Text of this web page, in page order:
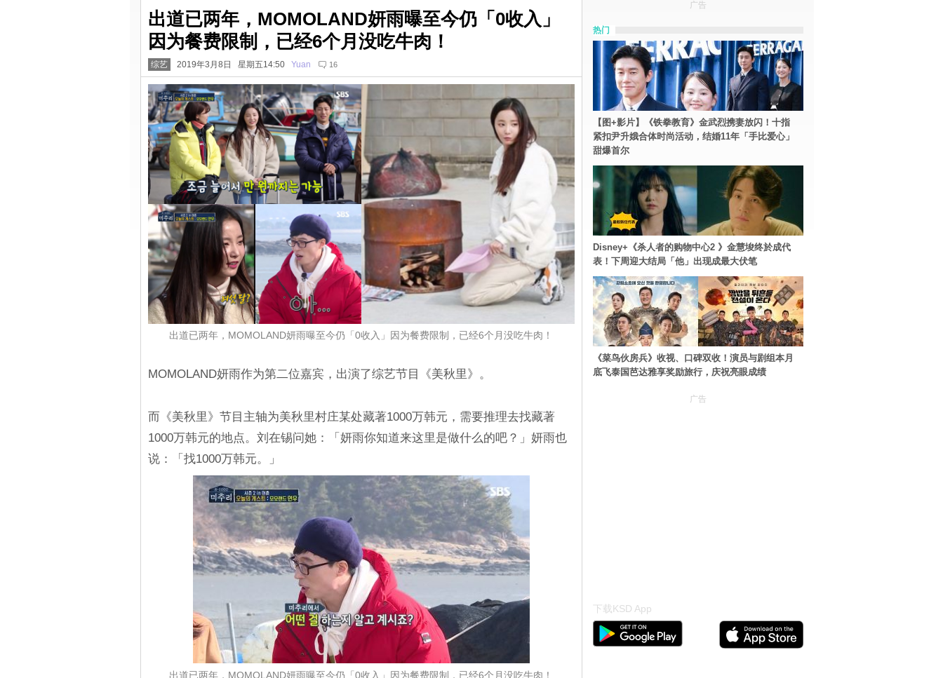
出道已两年，MOMOLAND妍雨曝至今仍「0收入」
因为餐费限制，已经6个月没吃牛肉！
综艺 2019年3月8日 星期五14:50 Yuan 16
出道已两年，MOMOLAND妍雨曝至今仍「0收入」因为餐费限制，已经6个月没吃牛肉！
MOMOLAND妍雨作为第二位嘉宾，出演了综艺节目《美秋里》。
而《美秋里》节目主轴为美秋里村庄某处藏著1000万韩元，需要推理去找藏著
1000万韩元的地点。刘在锡问她：「妍雨你知道来这里是做什么的吧？」妍雨也
说：「找1000万韩元。」
出道已两年，MOMOLAND妍雨曝至今仍「0收入」因为餐费限制，已经6个月没吃牛肉！
广告
热门
【图+影片】《铁拳教育》金武烈携妻放闪！十指
紧扣尹升娥合体时尚活动，结婚11年「手比爱心」
甜爆首尔
Disney+《杀人者的购物中心2 》金慧埈终於成代
表！下周迎大结局「他」出现成最大伏笔
《菜鸟伙房兵》收视、口碑双收！演员与剧组本月
底飞泰国芭达雅享奖励旅行，庆祝亮眼成绩
广告
下载KSD App